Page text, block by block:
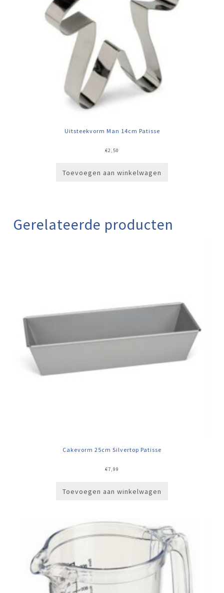
Uitsteekvorm Man 14cm Patisse
€2,50
Toevoegen aan winkelwagen
Gerelateerde producten
Cakevorm 25cm Silvertop Patisse
€7,99
Toevoegen aan winkelwagen